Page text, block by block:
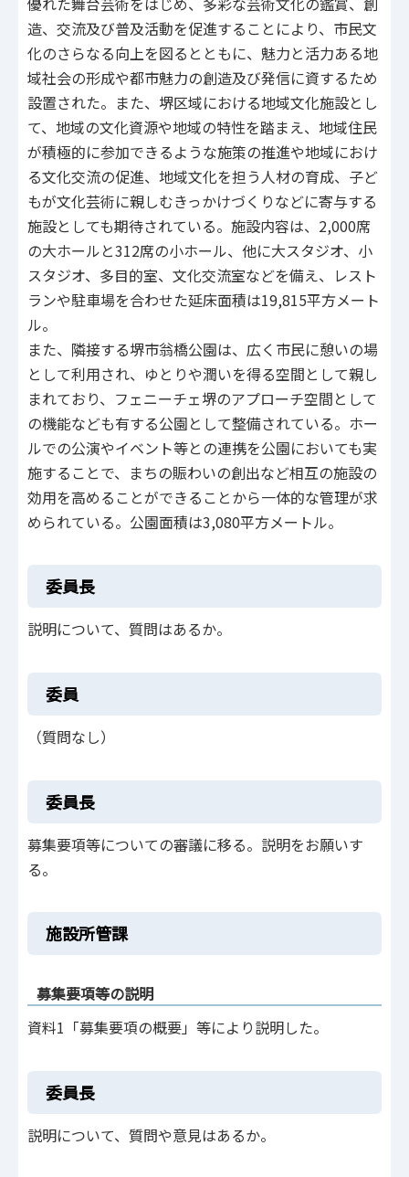
造、交流及び普及活動を促進することにより、市民文
化のさらなる向上を図るとともに、魅力と活力ある地
域社会の形成や都市魅力の創造及び発信に資するため
設置された。また、堺区域における地域文化施設とし
て、地域の文化資源や地域の特性を踏まえ、地域住民
が積極的に参加できるような施策の推進や地域におけ
る文化交流の促進、地域文化を担う人材の育成、子ど
もが文化芸術に親しむきっかけづくりなどに寄与する
施設としても期待されている。施設内容は、2,000席
の大ホールと312席の小ホール、他に大スタジオ、小
スタジオ、多目的室、文化交流室などを備え、レスト
ランや駐車場を合わせた延床面積は19,815平方メート
ル。
また、隣接する堺市翁橋公園は、広く市民に憩いの場
として利用され、ゆとりや潤いを得る空間として親し
まれており、フェニーチェ堺のアプローチ空間として
の機能なども有する公園として整備されている。ホー
ルでの公演やイベント等との連携を公園においても実
施することで、まちの賑わいの創出など相互の施設の
効用を高めることができることから一体的な管理が求
められている。公園面積は3,080平方メートル。
委員長
説明について、質問はあるか。
委員
（質問なし）
委員長
募集要項等についての審議に移る。説明をお願いす
る。
施設所管課
募集要項等の説明
資料1「募集要項の概要」等により説明した。
委員長
説明について、質問や意見はあるか。